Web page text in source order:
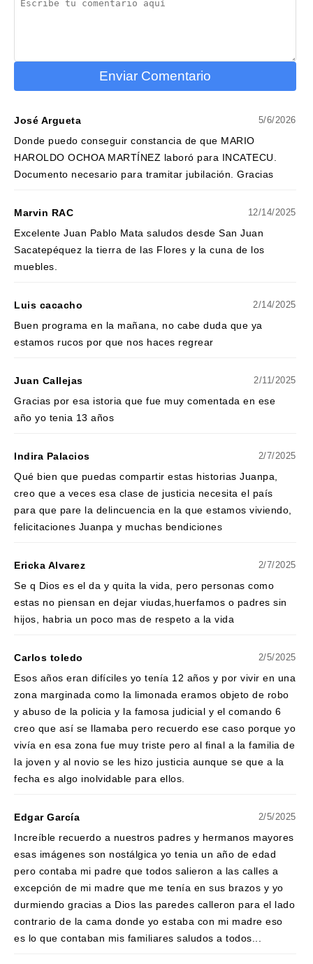
Enviar Comentario
José Argueta 5/6/2026
Donde puedo conseguir constancia de que MARIO
HAROLDO OCHOA MARTÍNEZ laboró para INCATECU.
Documento necesario para tramitar jubilación. Gracias
Marvin RAC 12/14/2025
Excelente Juan Pablo Mata saludos desde San Juan
Sacatepéquez la tierra de las Flores y la cuna de los
muebles.
Luis cacacho 2/14/2025
Buen programa en la mañana, no cabe duda que ya
estamos rucos por que nos haces regrear
Juan Callejas 2/11/2025
Gracias por esa istoria que fue muy comentada en ese
año yo tenia 13 años
Indira Palacios 2/7/2025
Qué bien que puedas compartir estas historias Juanpa,
creo que a veces esa clase de justicia necesita el país
para que pare la delincuencia en la que estamos viviendo,
felicitaciones Juanpa y muchas bendiciones
Ericka Alvarez 2/7/2025
Se q Dios es el da y quita la vida, pero personas como
estas no piensan en dejar viudas,huerfamos o padres sin
hijos, habria un poco mas de respeto a la vida
Carlos toledo 2/5/2025
Esos años eran difíciles yo tenía 12 años y por vivir en una
zona marginada como la limonada eramos objeto de robo
y abuso de la policia y la famosa judicial y el comando 6
creo que así se llamaba pero recuerdo ese caso porque yo
vivía en esa zona fue muy triste pero al final a la familia de
la joven y al novio se les hizo justicia aunque se que a la
fecha es algo inolvidable para ellos.
Edgar García 2/5/2025
Increíble recuerdo a nuestros padres y hermanos mayores
esas imágenes son nostálgica yo tenia un año de edad
pero contaba mi padre que todos salieron a las calles a
excepción de mi madre que me tenía en sus brazos y yo
durmiendo gracias a Dios las paredes calleron para el lado
contrario de la cama donde yo estaba con mi madre eso
es lo que contaban mis familiares saludos a todos...